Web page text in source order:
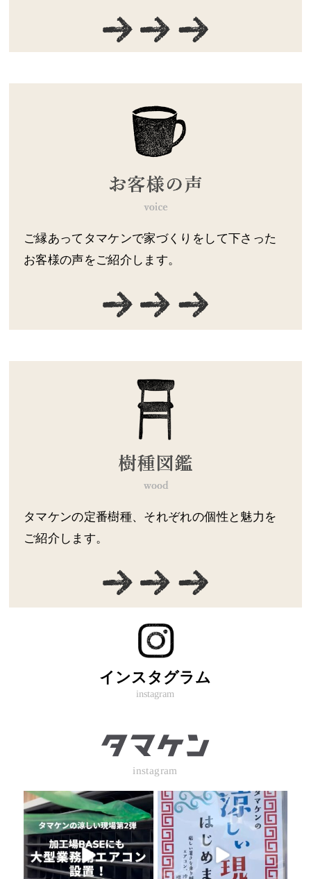
ご縁あってタマケンで家づくりをして下さった
お客様の声をご紹介します。
タマケンの定番樹種、それぞれの個性と魅力を
ご紹介します。
インスタグラム
instagram
instagram